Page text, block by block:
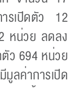
รเปิดตัว 12
หน่วย ลดลง
ว 694 หน่วย
มูลค่าการเปิด